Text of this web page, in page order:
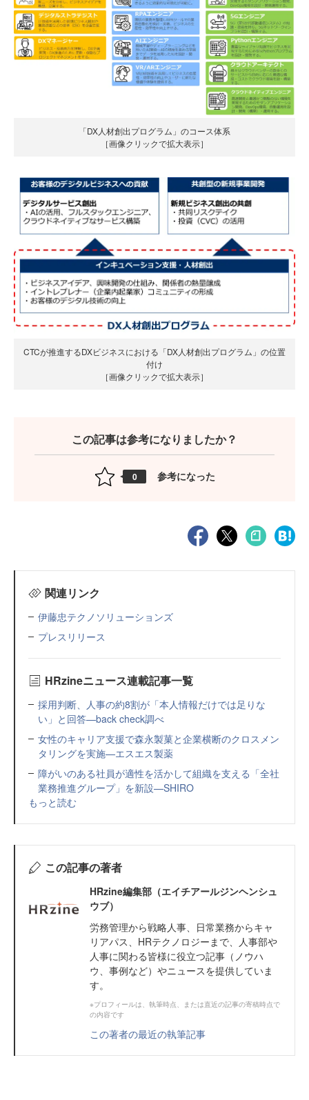
「DX人材創出プログラム」のコース体系
［画像クリックで拡大表示］
CTCが推進するDXビジネスにおける「DX人材創出プログラム」の位置
付け
［画像クリックで拡大表示］
この記事は参考になりましたか？
0 参考になった
関連リンク
伊藤忠テクノソリューションズ
プレスリリース
HRzineニュース連載記事一覧
採用判断、人事の約8割が「本人情報だけでは足りな
い」と回答—back check調べ
女性のキャリア支援で森永製菓と企業横断のクロスメン
タリングを実施—エスエス製薬
障がいのある社員が適性を活かして組織を支える「全社
業務推進グループ」を新設—SHIRO
もっと読む
この記事の著者
HRzine編集部（エイチアールジンヘンシュ
ウブ）
労務管理から戦略人事、日常業務からキャ
リアパス、HRテクノロジーまで、人事部や
人事に関わる皆様に役立つ記事（ノウハ
ウ、事例など）やニュースを提供していま
す。
※プロフィールは、執筆時点、または直近の記事の寄稿時点で
の内容です
この著者の最近の執筆記事